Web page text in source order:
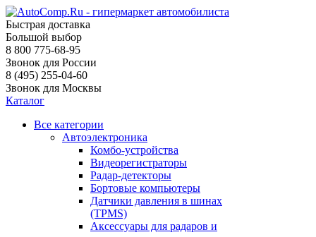
Быстрая доставка
Большой выбор
8 800 775-68-95
Звонок для России
8 (495) 255-04-60
Звонок для Москвы
Каталог
Все категории
Автоэлектроника
Комбо-устройства
Видеорегистраторы
Радар-детекторы
Бортовые компьютеры
Датчики давления в шинах
(TPMS)
Аксессуары для радаров и